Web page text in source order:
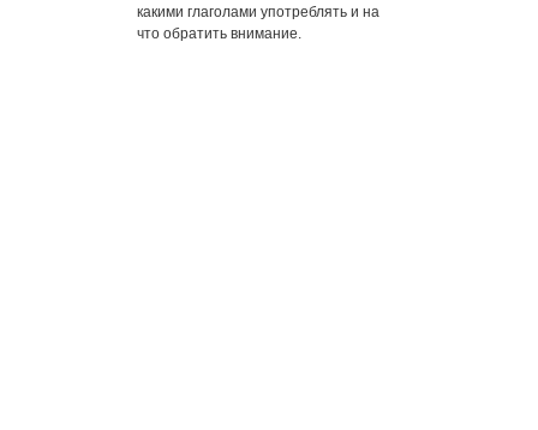
какими глаголами употреблять и на
что обратить внимание.